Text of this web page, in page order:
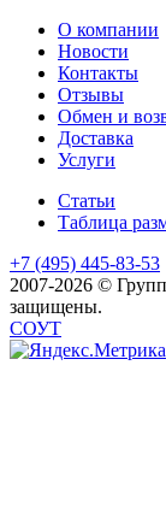
О компании
Новости
Контакты
Отзывы
Обмен и
Доставка
Услуги
Статьи
Таблица
+7 (495) 445-83-53
2007-2026 ©
защищены.
СОУТ